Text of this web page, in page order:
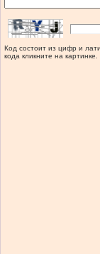
Код состоит из цифр и
кода кликните на картинке.